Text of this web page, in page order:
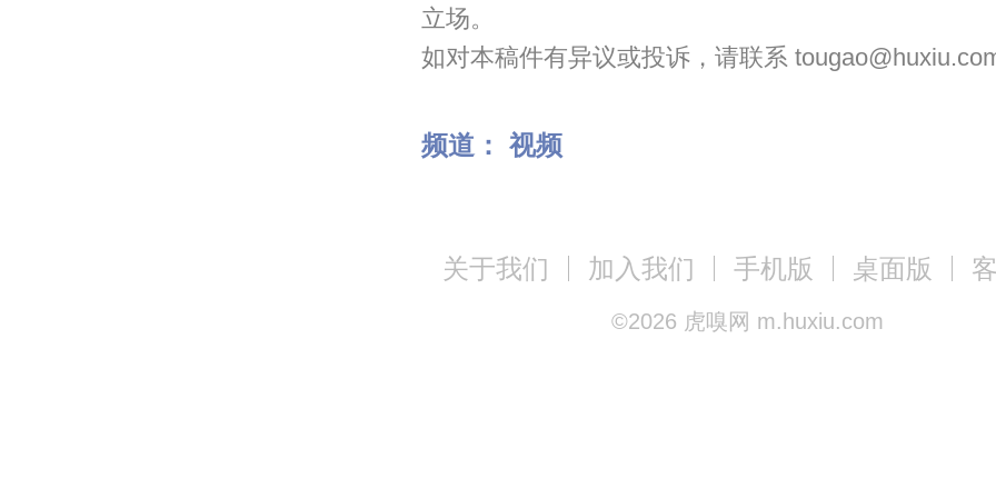
立场。
如对本稿件有异议或投诉，请联系 tougao@huxiu.com
频道： 视频
关于我们 加入我们 手机版 桌面版
©2026 虎嗅网 m.huxiu.com